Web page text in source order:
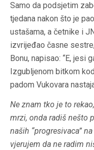
Samo da podsjetim
tjedana nakon što je
ustašama, a četnike i
izvrijeđao časne
Bonu, napisao: “E, jesi
Izgubljenom bitkom
padom Vukovara
Ne znam tko je to
mrzi, onda radiš nešto
naših “progresivaca”
vjerujem da ne radim